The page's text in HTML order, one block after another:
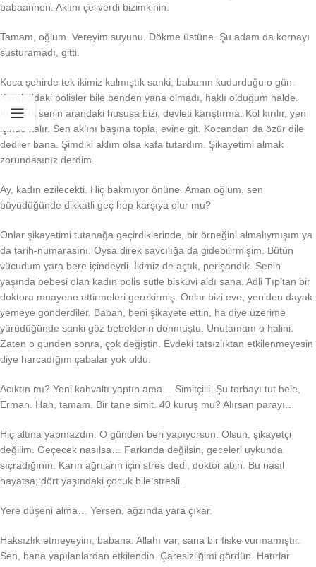
babaannen. Aklını çeliverdi bizimkinin.
Tamam, oğlum. Vereyim suyunu. Dökme üstüne. Şu adam da kornayı
susturamadı, gitti.
Koca şehirde tek ikimiz kalmıştık sanki, babanın kudurduğu o gün.
Karakoldaki polisler bile benden yana olmadı, haklı olduğum halde.
Kocanla senin arandaki hususa bizi, devleti karıştırma. Kol kırılır, yen
içinde kalır. Sen aklını başına topla, evine git. Kocandan da özür dile
dediler bana. Şimdiki aklım olsa kafa tutardım. Şikayetimi almak
zorundasınız derdim.
Ay, kadın ezilecekti. Hiç bakmıyor önüne. Aman oğlum, sen
büyüdüğünde dikkatli geç hep karşıya olur mu?
Onlar şikayetimi tutanağa geçirdiklerinde, bir örneğini almalıymışım ya
da tarih-numarasını. Oysa direk savcılığa da gidebilirmişim. Bütün
vücudum yara bere içindeydi. İkimiz de açtık, perişandık. Senin
yaşında bebesi olan kadın polis sütle bisküvi aldı sana. Adli Tıp’tan bir
doktora muayene ettirmeleri gerekirmiş. Onlar bizi eve, yeniden dayak
yemeye gönderdiler. Baban, beni şikayete ettin, ha diye üzerime
yürüdüğünde sanki göz bebeklerin donmuştu. Unutamam o halini.
Zaten o günden sonra, çok değiştin. Evdeki tatsızlıktan etkilenmeyesin
diye harcadığım çabalar yok oldu.
Acıktın mı? Yeni kahvaltı yaptın ama… Simitçiiii. Şu torbayı tut hele,
Erman. Hah, tamam. Bir tane simit. 40 kuruş mu? Alırsan parayı…
Hiç altına yapmazdın. O günden beri yapıyorsun. Olsun, şikayetçi
değilim. Geçecek nasılsa… Farkında değilsin, geceleri uykunda
sıçradığının. Karın ağrıların için stres dedi, doktor abin. Bu nasıl
hayatsa; dört yaşındaki çocuk bile stresli.
Yere düşeni alma… Yersen, ağzında yara çıkar.
Haksızlık etmeyeyim, babana. Allahı var, sana bir fiske vurmamıştır.
Sen, bana yapılanlardan etkilendin. Çaresizliğimi gördün. Hatırlar